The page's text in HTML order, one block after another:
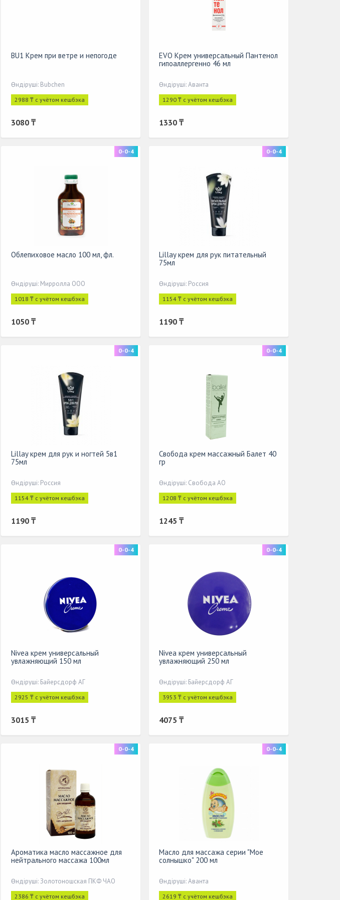
BU1 Крем при ветре и непогоде
Өндіруші: Bubchen
2988 ₸ с учётом кешбэка
3080 ₸
EVO Крем универсальный Пантенол
гипоаллергенно 46 мл
Өндіруші: Аванта
1290 ₸ с учётом кешбэка
1330 ₸
0-0-4
Облепиховое масло 100 мл, фл.
Өндіруші: Мирролла ООО
1018 ₸ с учётом кешбэка
1050 ₸
0-0-4
Lillay крем для рук питательный
75мл
Өндіруші: Россия
1154 ₸ с учётом кешбэка
1190 ₸
0-0-4
Lillay крем для рук и ногтей 5в1
75мл
Өндіруші: Россия
1154 ₸ с учётом кешбэка
1190 ₸
0-0-4
Свобода крем массажный Балет 40
гр
Өндіруші: Свобода АО
1208 ₸ с учётом кешбэка
1245 ₸
0-0-4
Nivea крем универсальный
увлажняющий 150 мл
Өндіруші: Байерсдорф АГ
2925 ₸ с учётом кешбэка
3015 ₸
0-0-4
Nivea крем универсальный
увлажняющий 250 мл
Өндіруші: Байерсдорф АГ
3953 ₸ с учётом кешбэка
4075 ₸
0-0-4
Ароматика масло массажное для
нейтрального массажа 100мл
Өндіруші: Золотоношская ПКФ ЧАО
2386 ₸ с учётом кешбэка
0-0-4
Масло для массажа серии "Мое
солнышко" 200 мл
Өндіруші: Аванта
2619 ₸ с учётом кешбэка